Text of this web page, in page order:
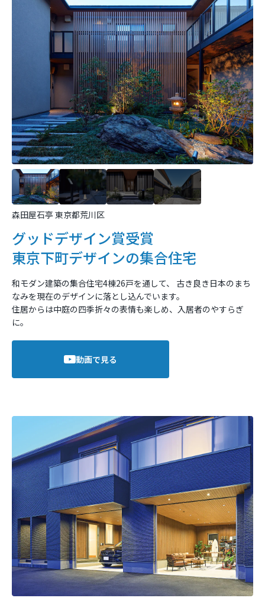
森田屋石亭 東京都荒川区
グッドデザイン賞受賞
東京下町デザインの集合住宅
和モダン建築の集合住宅4棟26戸を通して、
古き良き日本のまち
なみを現在のデザインに落とし込んでいます。
住居からは中庭の四季折々の表情も楽しめ、入居者のやすらぎ
に。
動画で見る